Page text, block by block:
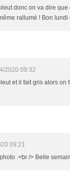
donc on va dire que
rallumé ! Bon
2020 09:32
et il fait gris alors on
09:21
.<br /> Belle